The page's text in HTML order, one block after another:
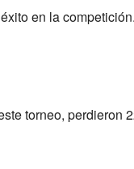
en la competición.
torneo, perdieron